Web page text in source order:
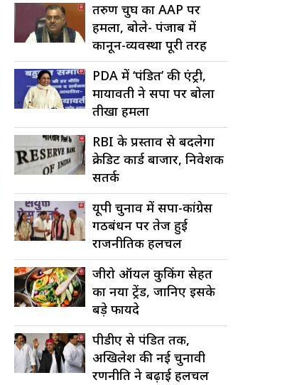
तरुण चुघ का AAP पर
हमला, बोले- पंजाब में
कानून-व्यवस्था पूरी तरह
चरमराई
PDA में ‘पंडित’ की एंट्री,
मायावती ने सपा पर बोला
तीखा हमला
RBI के प्रस्ताव से बदलेगा
क्रेडिट कार्ड बाजार, निवेशक
सतर्क
यूपी चुनाव में सपा-कांग्रेस
गठबंधन पर तेज हुई
राजनीतिक हलचल
जीरो ऑयल कुकिंग सेहत
का नया ट्रेंड, जानिए इसके
बड़े फायदे
पीडीए से पंडित तक,
अखिलेश की नई चुनावी
रणनीति ने बढ़ाई हलचल